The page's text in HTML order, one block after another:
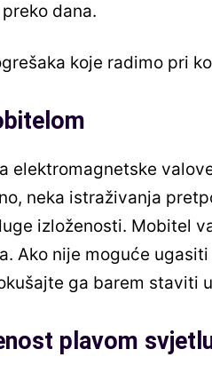
dana.
koje radimo pri
elektromagnetske
neka istraživanja
izloženosti. Mobitel
Ako nije moguće
ga barem staviti
plavom